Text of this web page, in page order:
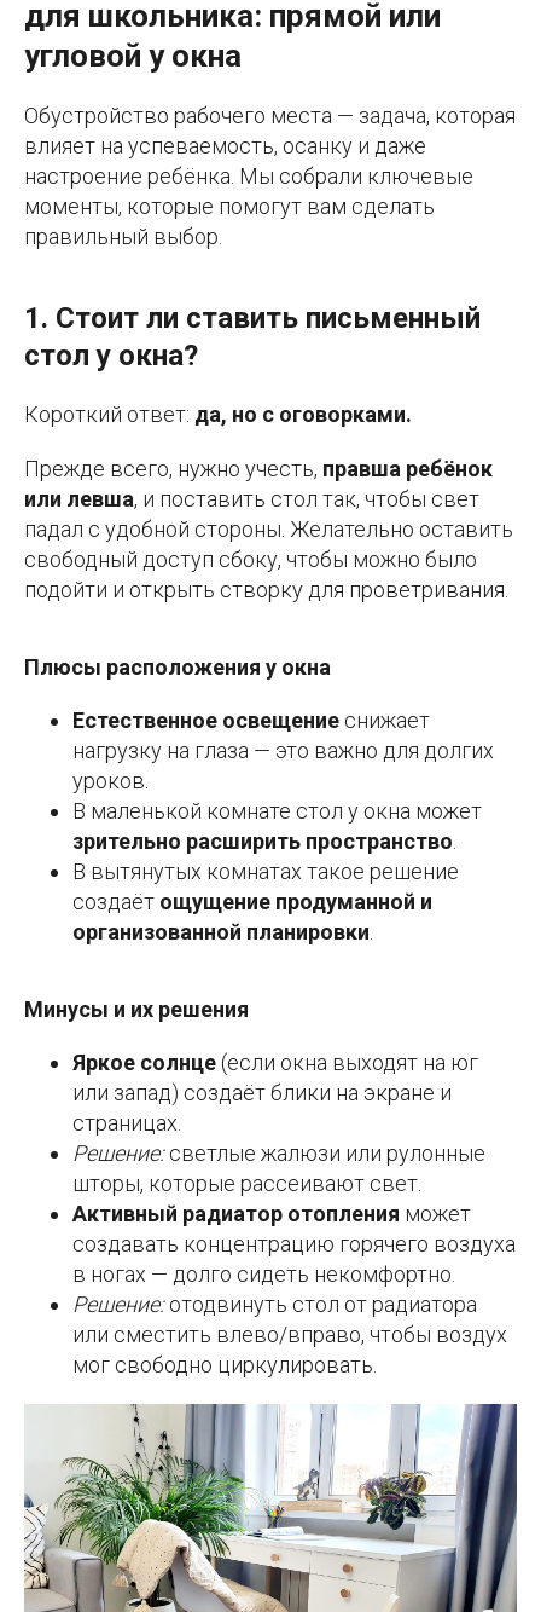
для школьника: прямой или
угловой у окна
Обустройство рабочего места — задача, которая
влияет на успеваемость, осанку и даже
настроение ребёнка. Мы собрали ключевые
моменты, которые помогут вам сделать
правильный выбор.
1. Стоит ли ставить письменный
стол у окна?
Короткий ответ: да, но с оговорками.
Прежде всего, нужно учесть, правша ребёнок
или левша, и поставить стол так, чтобы свет
падал с удобной стороны. Желательно оставить
свободный доступ сбоку, чтобы можно было
подойти и открыть створку для проветривания.
Плюсы расположения у окна
Естественное освещение снижает
нагрузку на глаза — это важно для долгих
уроков.
В маленькой комнате стол у окна может
зрительно расширить пространство
В вытянутых комнатах такое решение
создаёт ощущение продуманной и
организованной планировки
Минусы и их решения
Яркое солнце (если окна выходят на юг
или запад) создаёт блики на экране и
страницах.
Решение:светлые жалюзи или рулонные
шторы, которые рассеивают свет.
Активный радиатор отопления может
создавать концентрацию горячего воздуха
в ногах — долго сидеть некомфортно.
Решение:отодвинуть стол от радиатора
или сместить влево/вправо, чтобы воздух
мог свободно циркулировать.